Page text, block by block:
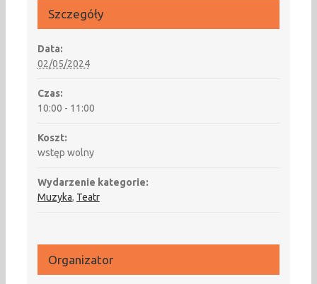
Szczegóły
Data:
02/05/2024
Czas:
10:00 - 11:00
Koszt:
wstęp wolny
Wydarzenie kategorie:
Muzyka, Teatr
Organizator